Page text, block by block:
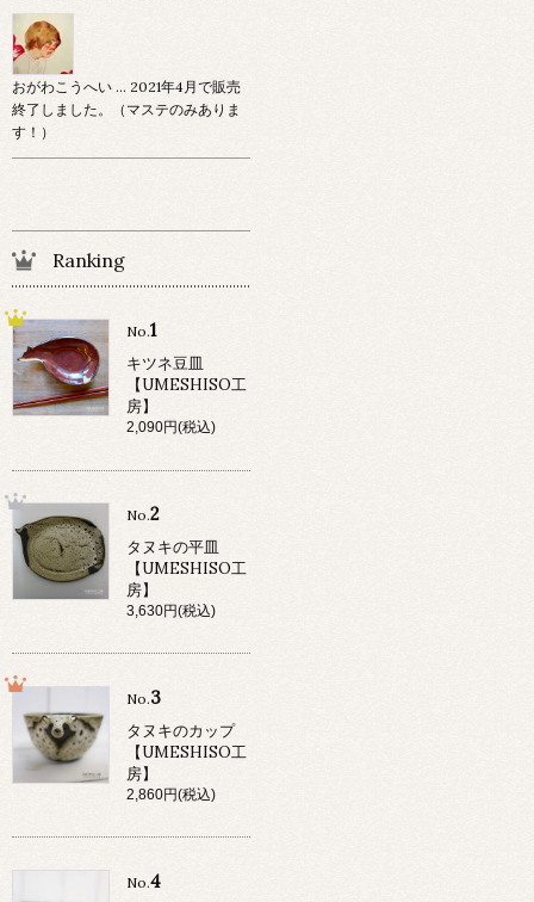
おがわこうへい … 2021年4月で販売
終了しました。（マステのみありま
す！）
Ranking
No.1
キツネ豆皿
【UMESHISO工
房】
2,090円(税込)
No.2
タヌキの平皿
【UMESHISO工
房】
3,630円(税込)
No.3
タヌキのカップ
【UMESHISO工
房】
2,860円(税込)
No.4